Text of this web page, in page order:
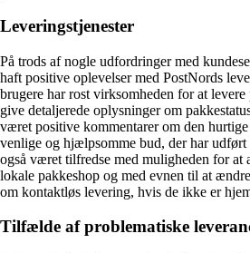
Leveringstjenester
På trods af nogle udfordringer med
haft positive oplevelser med PostNords
brugere har rost virksomheden for at
give detaljerede oplysninger om
været positive kommentarer om den
venlige og hjælpsomme bud, der har
også været tilfredse med muligheden for at
lokale pakkeshop og med evnen til at
om kontaktløs levering, hvis de ikke er
Tilfælde af problematiske